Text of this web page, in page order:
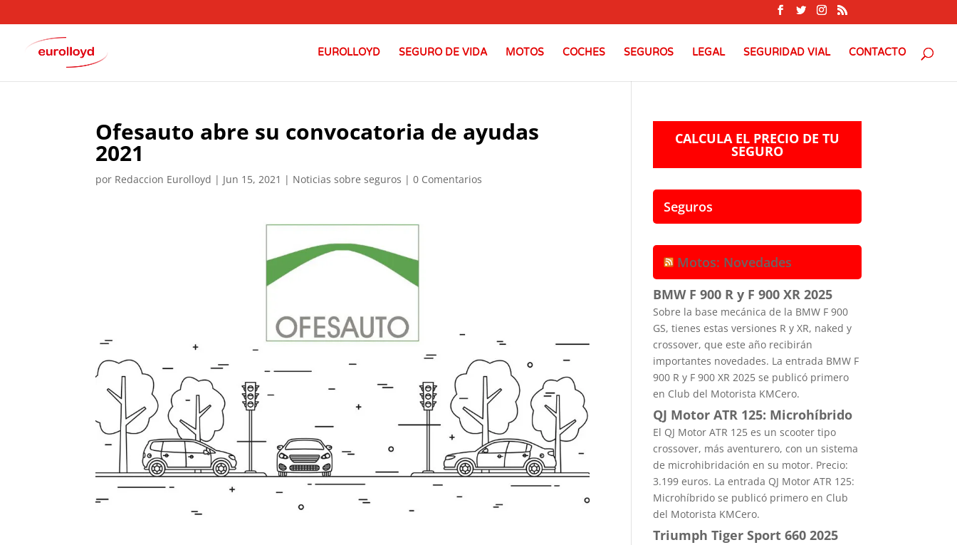
EUROLLOYD SEGURO DE VIDA MOTOS COCHES SEGUROS LEGAL SEGURIDAD VIAL CONTACTO
Ofesauto abre su convocatoria de ayudas
2021
por Redaccion Eurolloyd | Jun 15, 2021 | Noticias sobre seguros |0 Comentarios
CALCULA EL PRECIO DE TU
SEGURO
Seguros
Motos: Novedades
BMW F 900 R y F 900 XR 2025
Sobre la base mecánica de la BMW F 900
GS, tienes estas versiones R y XR, naked y
crossover, que este año recibirán
importantes novedades. La entrada BMW F
900 R y F 900 XR 2025 se publicó primero
en Club del Motorista KMCero.
QJ Motor ATR 125: Microhíbrido
El QJ Motor ATR 125 es un scooter tipo
crossover, más aventurero, con un sistema
de microhibridación en su motor. Precio:
3.199 euros. La entrada QJ Motor ATR 125:
Microhíbrido se publicó primero en Club
del Motorista KMCero.
Triumph Tiger Sport 660 2025